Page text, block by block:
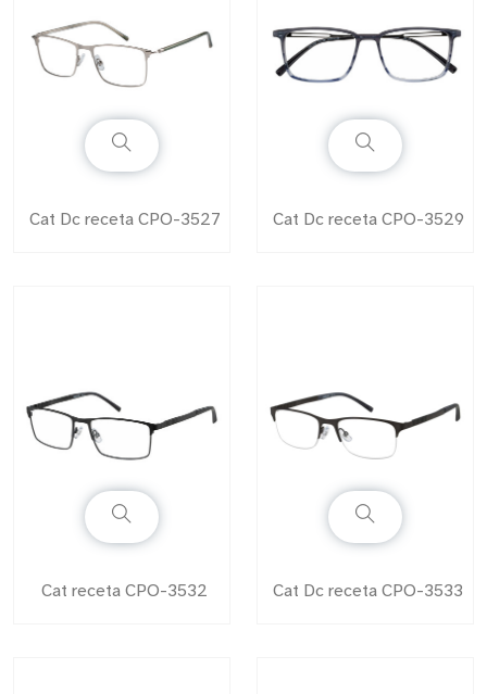
Cat Dc receta CPO-3527 Cat Dc receta CPO-3529
Cat receta CPO-3532 Cat Dc receta CPO-3533